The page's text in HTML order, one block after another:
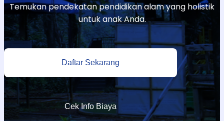
Temukan pendekatan pendidikan alam yang holistik
untuk anak Anda.
Daftar Sekarang
Cek Info Biaya